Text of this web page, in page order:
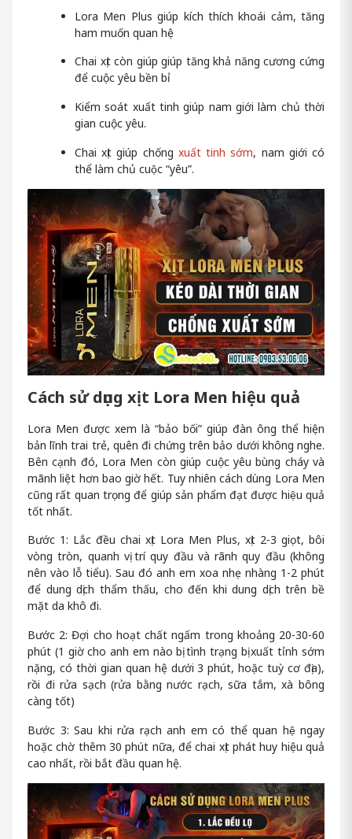
Lora Men Plus giúp kích thích khoái cảm, tăng
ham muốn quan hệ
Chai xịt còn giúp giúp tăng khả năng cương cứng
để cuộc yêu bền bỉ
Kiểm soát xuất tinh giúp nam giới làm chủ thời
gian cuộc yêu.
Chai xịt giúp chống xuất tinh sớm, nam giới có
thể làm chủ cuộc “yêu”.
Cách sử dụng xịt Lora Men hiệu quả
Lora Men được xem là “bảo bối” giúp đàn ông thể hiện
bản lĩnh trai trẻ, quên đi chứng trên bảo dưới không nghe.
Bên cạnh đó, Lora Men còn giúp cuộc yêu bùng cháy và
mãnh liệt hơn bao giờ hết. Tuy nhiên cách dùng Lora Men
cũng rất quan trọng để giúp sản phẩm đạt được hiệu quả
tốt nhất.
Bước 1: Lắc đều chai xịt Lora Men Plus, xịt 2-3 giọt, bôi
vòng tròn, quanh vị trí quy đầu và rãnh quy đầu (không
nên vào lỗ tiểu). Sau đó anh em xoa nhẹ nhàng 1-2 phút
để dung dịch thẩm thấu, cho đến khi dung dịch trên bề
mặt da khô đi.
Bước 2: Đợi cho hoạt chất ngấm trong khoảng 20-30-60
phút (1 giờ cho anh em nào bị tình trạng bị xuất tỉnh sớm
nặng, có thời gian quan hệ dưới 3 phút, hoặc tuỳ cơ địa),
rồi đi rửa sạch (rửa bằng nước rạch, sữa tắm, xà bông
càng tốt)
Bước 3: Sau khi rửa rạch anh em có thể quan hệ ngay
hoặc chờ thêm 30 phút nữa, để chai xịt phát huy hiệu quả
cao nhất, rồi bắt đầu quan hệ.